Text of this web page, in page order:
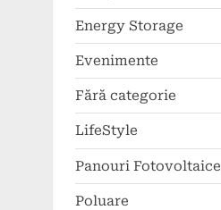
Energy Storage
Evenimente
Fără categorie
LifeStyle
Panouri Fotovoltaice
Poluare